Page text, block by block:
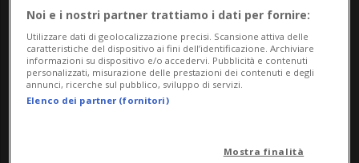
Sottoscrivi un abbonamentoArchivioper
leggere questo articolo, oppure scegli
MyTioAboper accedere all'archivio e
navigare su sito e app senza pubblicità.
Noi e i nostri partner trattiamo i dati per fornire:
Utilizzare dati di geolocalizzazione precisi. Scansione attiva delle
caratteristiche del dispositivo ai fini dell’identificazione. Archiviare
informazioni su dispositivo e/o accedervi. Pubblicità e contenuti
personalizzati, misurazione delle prestazioni dei contenuti e degli
annunci, ricerche sul pubblico, sviluppo di servizi.
Elenco dei partner (fornitori)
Mostra finalità